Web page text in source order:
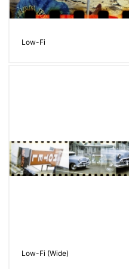
Low-Fi
Low-Fi (Wide)